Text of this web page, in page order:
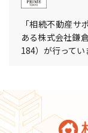
「相続不動産
ある株式会社鎌
184）が行ってい